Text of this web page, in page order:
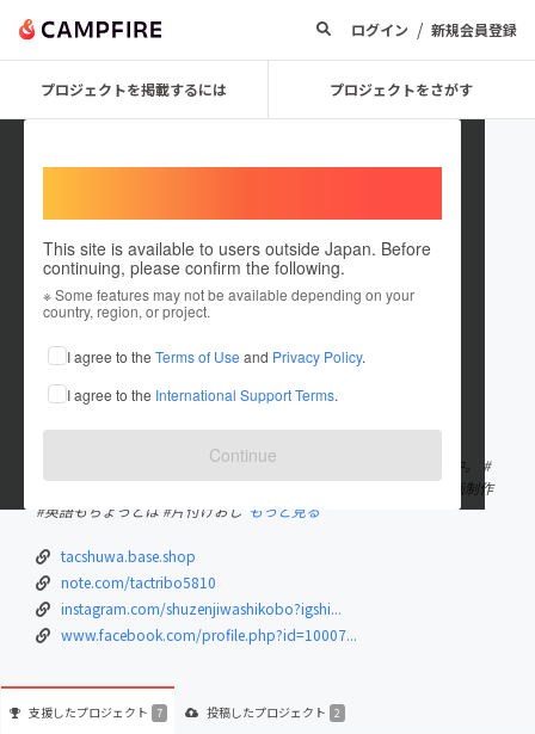
ログイン / 新規会員登録
プロジェクトを掲載するには プロジェクトをさがす
This site is available to users outside Japan. Before
continuing, please confirm the following.
※ Some features may not be available depending on your
country, region, or project.
I agree to the Terms of Use and Privacy Policy.
I agree to the International Support Terms.
Continue
TAKUTO MASUDA
これまでに7回支援して2件のプロジェクトを投稿しています
在住国：日本 現在地：静岡県
出身国：日本 出身地：富山県
静岡県伊豆市修善寺にて伝統和紙「修善寺紙」を継承すべく活動中。 #
和紙 #修善寺 #サッカー #シューズ開発 #トライボロジー #旅 #動画制作
#英語もちょっとは #片付けおじ もっと見る
tacshuwa.base.shop
note.com/tactribo5810
instagram.com/shuzenjiwashikobo?igshi...
www.facebook.com/profile.php?id=10007...
支援したプロジェクト 7 投稿したプロジェクト 2